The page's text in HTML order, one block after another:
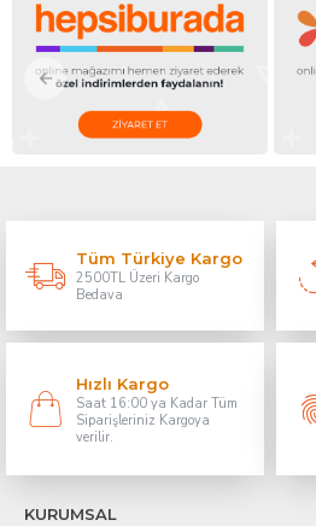
Tüm Türkiye Kargo
2500TL Üzeri Kargo
Bedava
Hızlı Kargo
Saat 16:00 ya Kadar Tüm
Siparişleriniz Kargoya
verilir.
KURUMSAL